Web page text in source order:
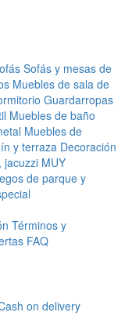
Sofás y mesas de
Muebles de sala de
Guardarropas
Muebles de baño
Muebles de
y terraza Decoración
jacuzzi MUY
de parque y
Términos y
FAQ